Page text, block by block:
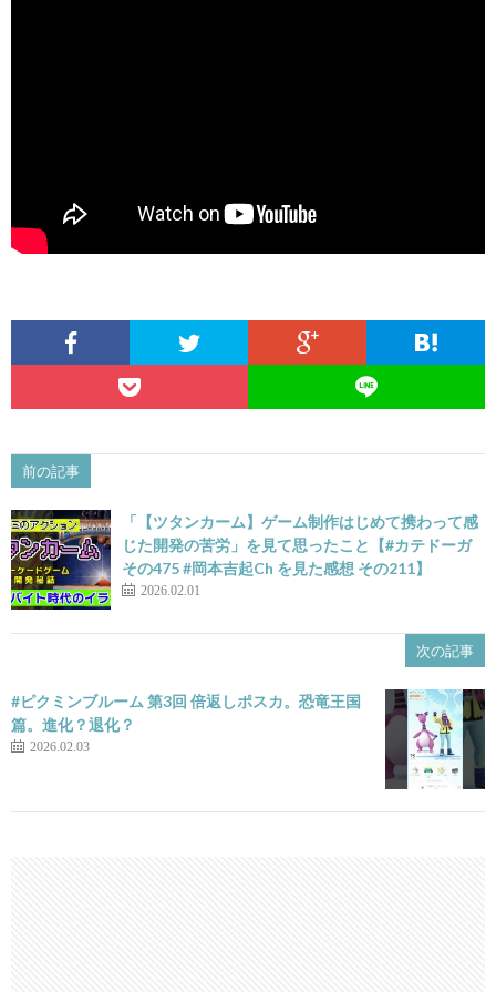
前の記事
「【ツタンカーム】ゲーム制作はじめて携わって感
じた開発の苦労」を見て思ったこと【#カテドーガ
その475 #岡本吉起Ch を見た感想 その211】
2026.02.01
次の記事
#ピクミンブルーム 第3回 倍返しポスカ。恐竜王国
篇。進化？退化？
2026.02.03